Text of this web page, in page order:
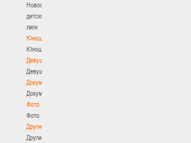
Новости
детской
лиги
Юноши
Юноши
Девушки
Девушки
Документы
Документы
Фото
Фото
Другие
Другие